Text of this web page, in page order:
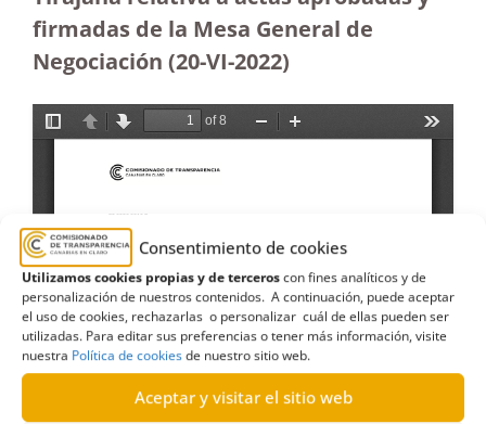
Consentimiento de cookies
Utilizamos cookies propias y de terceroscon fines analíticos y de
personalización de nuestros contenidos. A continuación, puede aceptar
el uso de cookies, rechazarlas o personalizar cuál de ellas pueden ser
utilizadas. Para editar sus preferencias o tener más información, visite
nuestra Política de cookiesde nuestro sitio web.
Aceptar y visitar el sitio web
firmadas de la Mesa General de
Negociación (20-VI-2022)